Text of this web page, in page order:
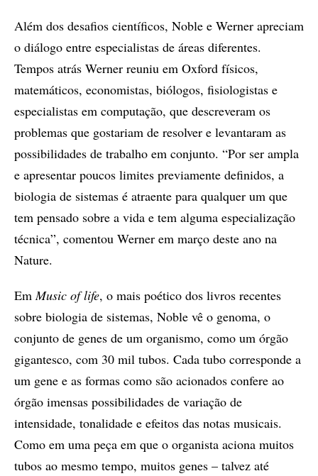
Além dos desafios científicos, Noble e Werner apreciam
o diálogo entre especialistas de áreas diferentes.
Tempos atrás Werner reuniu em Oxford físicos,
matemáticos, economistas, biólogos, fisiologistas e
especialistas em computação, que descreveram os
problemas que gostariam de resolver e levantaram as
possibilidades de trabalho em conjunto. “Por ser ampla
e apresentar poucos limites previamente definidos, a
biologia de sistemas é atraente para qualquer um que
tem pensado sobre a vida e tem alguma especialização
técnica”, comentou Werner em março deste ano na
Nature.
EmMusic of life, o mais poético dos livros recentes
sobre biologia de sistemas, Noble vê o genoma, o
conjunto de genes de um organismo, como um órgão
gigantesco, com 30 mil tubos. Cada tubo corresponde a
um gene e as formas como são acionados confere ao
órgão imensas possibilidades de variação de
intensidade, tonalidade e efeitos das notas musicais.
Como em uma peça em que o organista aciona muitos
tubos ao mesmo tempo, muitos genes – talvez até